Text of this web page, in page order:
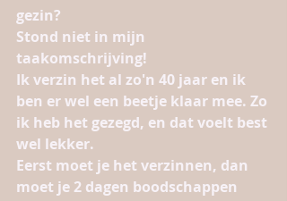
gezin?
Stond niet in mijn
taakomschrijving!
Ik verzin het al zo'n 40 jaar en ik
ben er wel een beetje klaar mee. Zo
ik heb het gezegd, en dat voelt best
wel lekker.
Eerst moet je het verzinnen, dan
moet je 2 dagen boodschappen